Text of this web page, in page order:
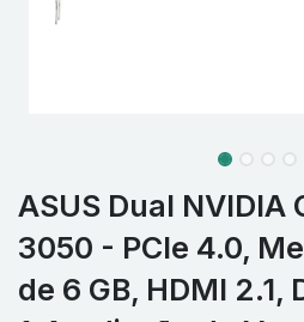
ASUS Dual NVIDIA
3050 - PCIe 4.0,
de 6 GB, HDMI 2.1,